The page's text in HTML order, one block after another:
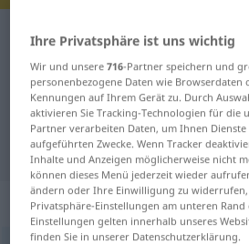
Deutsch-Schwedisch
Deutsch-Schwedisch
für "Gewalt"
"Gewalt" Schwedisch
„Gewalt“:
Ihre Privatsphäre ist uns wichtig
Wir und unsere716-Partner speichern und
personenbezogene Daten wie Browserdaten
Kennungen auf Ihrem Gerät zu. Durch
aktivieren Sie Tracking-Technologien für die
Partner verarbeiten Daten, um Ihnen
aufgeführten Zwecke. Wenn Tracker
Inhalte und Anzeigen möglicherweise nicht
können dieses Menü jederzeit wieder
ändern oder Ihre Einwilligung zu
Privatsphäre-Einstellungen am unteren
Einstellungen gelten innerhalb unseres
finden Sie in unserer Datenschutzerklärung.